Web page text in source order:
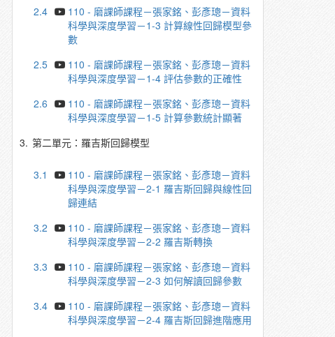
2.4
110 - 磨課師課程－張家銘、彭彥璁－資料
科學與深度學習－1-3 計算線性回歸模型參
數
2.5
110 - 磨課師課程－張家銘、彭彥璁－資料
科學與深度學習－1-4 評估參數的正確性
2.6
110 - 磨課師課程－張家銘、彭彥璁－資料
科學與深度學習－1-5 計算參數統計顯著
3. 第二單元：羅吉斯回歸模型
3.1
110 - 磨課師課程－張家銘、彭彥璁－資料
科學與深度學習－2-1 羅吉斯回歸與線性回
歸連結
3.2
110 - 磨課師課程－張家銘、彭彥璁－資料
科學與深度學習－2-2 羅吉斯轉換
3.3
110 - 磨課師課程－張家銘、彭彥璁－資料
科學與深度學習－2-3 如何解讀回歸參數
3.4
110 - 磨課師課程－張家銘、彭彥璁－資料
科學與深度學習－2-4 羅吉斯回歸進階應用